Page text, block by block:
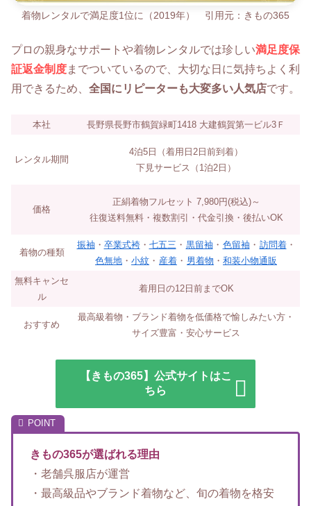
着物レンタルで満足度1位に（2019年） 引用元：きもの365
プロの親身なサポートや着物レンタルでは珍しい満足度保
証返金制度までついているので、大切な日に気持ちよく利
用できるため、 全国にリピーターも大変多い人気店です。
本社 長野県長野市鶴賀緑町1418 大建鶴賀第一ビル3Ｆ
レンタル期間
4泊5日（着用日2日前到着）
下見サービス（1泊2日）
価格
正絹着物フルセット 7,980円(税込)～
往復送料無料・複数割引・代金引換・後払いOK
着物の種類
振袖 ・ 卒業式袴 ・ 七五三 ・ 黒留袖 ・ 色留袖 ・ 訪問着・
色無地 ・ 小紋 ・ 産着 ・ 男着物 ・ 和装小物通販
無料キャンセ
ル
着用日の12日前までOK
おすすめ
最高級着物・ブランド着物を低価格で愉しみたい方・
サイズ豊富・安心サービス
【きもの365】公式サイトはこ
ちら
きもの365が選ばれる理由
・老舗呉服店が運営
・最高級品やブランド着物など、旬の着物を格安